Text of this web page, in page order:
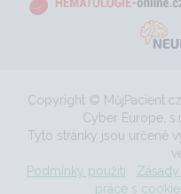
Copyright ©
Cyber Europe,
Tyto stránky jsou určené
Podmínky použití
práce s